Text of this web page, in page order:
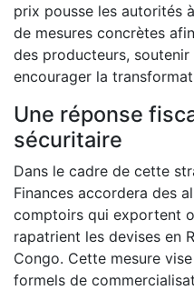
prix pousse les autorités
de mesures concrètes
des producteurs,
encourager la
Une réponse
sécuritaire
Dans le cadre de cette
Finances accordera des
comptoirs qui exportent
rapatrient les devises en
Congo. Cette mesure
formels de